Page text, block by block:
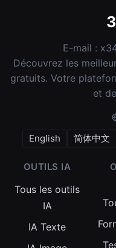
E-mail :
Découvrez les
gratuits. Votre
et
English
简体中文
OUTILS IA
Tous les outils
IA
IA Texte